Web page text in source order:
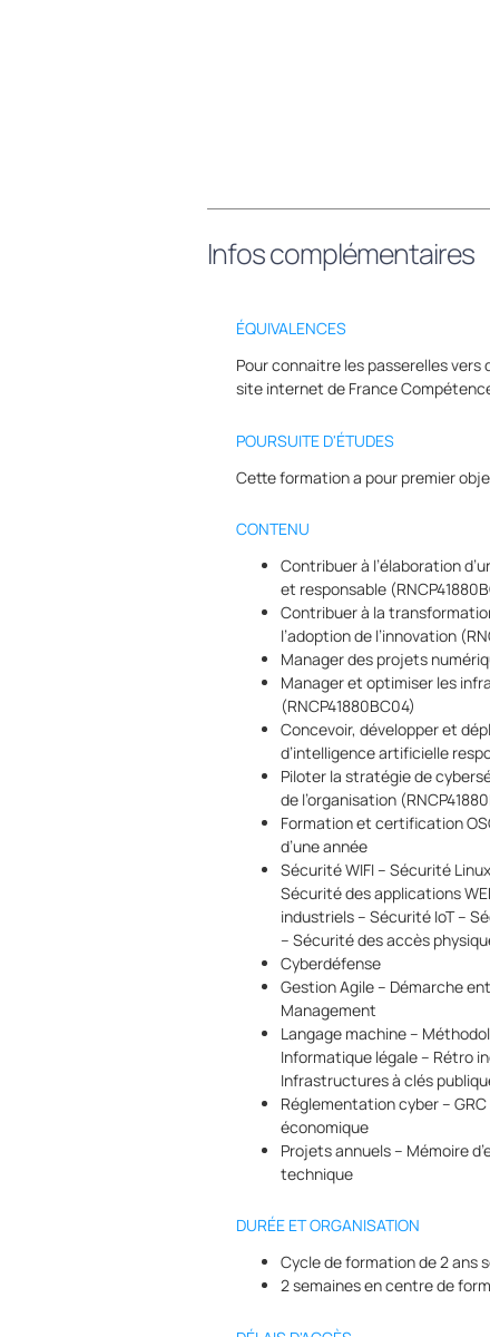
Infos complémentaires
ÉQUIVALENCES
Pour connaitre les passerelles
site internet de France
POURSUITE D'ÉTUDES
Cette formation a pour premier
CONTENU
Contribuer à l’élaboration
et responsable
Contribuer à la
l’adoption de l’innovation
Manager des projets
Manager et optimiser les
(RNCP41880BC04)
Concevoir, développer et
d’intelligence artificielle
Piloter la stratégie de
de l’organisation
Formation et certification
d’une année
Sécurité WIFI – Sécurité
Sécurité des applications
industriels – Sécurité IoT –
– Sécurité des accès
Cyberdéfense
Gestion Agile – Démarche
Management
Langage machine –
Informatique légale – Rétro
Infrastructures à clés
Réglementation cyber –
économique
Projets annuels – Mémoire
technique
DURÉE ET ORGANISATION
Cycle de formation de 2 ans
2 semaines en centre de